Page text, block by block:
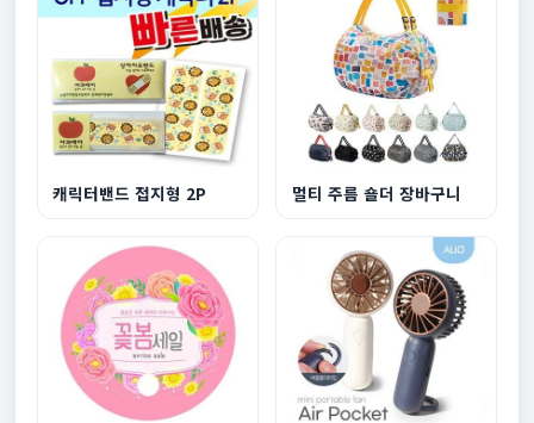
캐릭터밴드 접지형 2P 멀티 주름 숄더 장바구니